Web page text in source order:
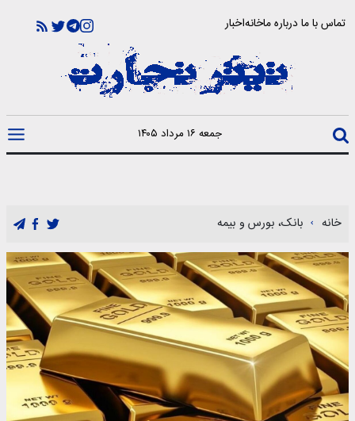
تماس با مادرباره ماخانهاخبار
جمعه ۱۶ مرداد ۱۴۰۵
خانه بانک، بورس و بیمه